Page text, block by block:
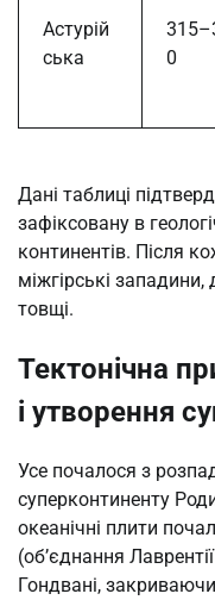
Астурій
ська
0
Дані таблиці
зафіксовану в
континентів. Після
міжгірські
товщі.
Тектонічна
і утворення
Усе почалося з
суперконтиненту
океанічні плити
(об’єднання
Гондвані,